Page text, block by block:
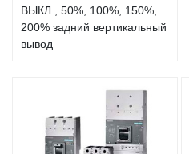
ВЫКЛ., 50%, 100%, 150%,
200% задний вертикальный
вывод